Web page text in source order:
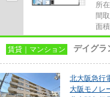
所
間
面
賃貸｜マンション デイグラ
北大阪急行
大阪モノレ